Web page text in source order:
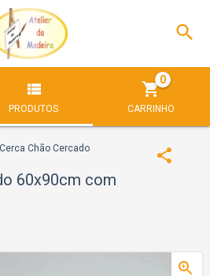
PRODUTOS CARRINHO
0
Cerca Chão Cercado
60x90cm com